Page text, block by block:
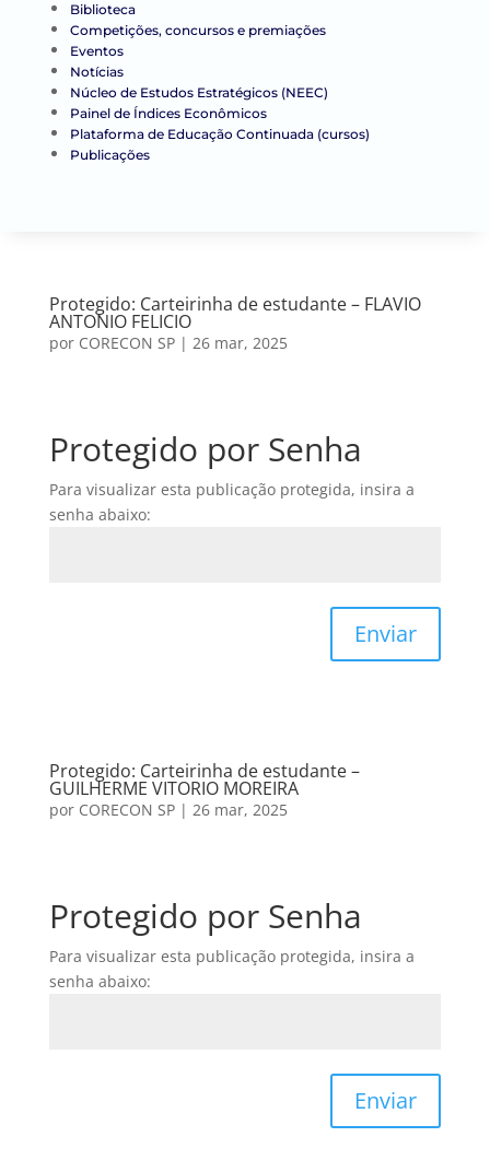
Biblioteca
Competições, concursos e premiações
Eventos
Notícias
Núcleo de Estudos Estratégicos (NEEC)
Painel de Índices Econômicos
Plataforma de Educação Continuada (cursos)
Publicações
Protegido: Carteirinha de estudante – FLAVIO
ANTONIO FELICIO
por CORECON SP| 26 mar, 2025
Protegido por Senha
Para visualizar esta publicação protegida, insira a
senha abaixo:
Enviar
Protegido: Carteirinha de estudante –
GUILHERME VITORIO MOREIRA
por CORECON SP| 26 mar, 2025
Protegido por Senha
Para visualizar esta publicação protegida, insira a
senha abaixo:
Enviar